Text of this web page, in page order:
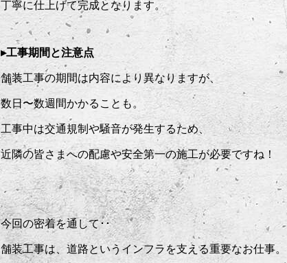
丁寧に仕上げて完成となります。
▸工事期間と注意点
舗装工事の期間は内容により異なりますが、
数日〜数週間かかることも。
工事中は交通規制や騒音が発生するため、
近隣の皆さまへの配慮や安全第一の施工が必要ですね！
今回の密着を通して･･
舗装工事は、道路というインフラを支える重要なお仕事。